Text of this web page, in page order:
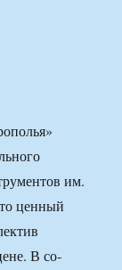
им.
цен­ный
В со­